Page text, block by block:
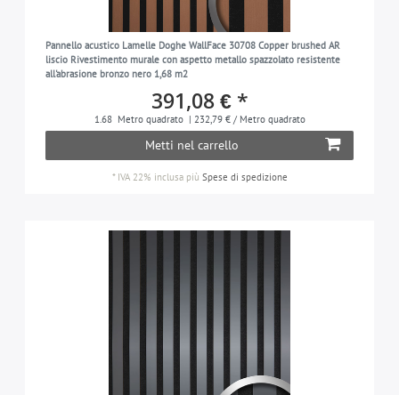
Pannello acustico Lamelle Doghe WallFace 30708 Copper brushed AR
liscio Rivestimento murale con aspetto metallo spazzolato resistente
all'abrasione bronzo nero 1,68 m2
391,08 € *
1.68 Metro quadrato | 232,79 € / Metro quadrato
Metti nel carrello
* IVA 22% inclusapiù Spese di spedizione